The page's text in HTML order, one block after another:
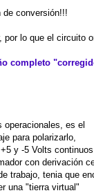
de conversión!!!
por lo que el circuito
completo
es el
para polarizarlo,
y -5 Volts
con derivación
trabajo, tenia que
una "tierra virtual"